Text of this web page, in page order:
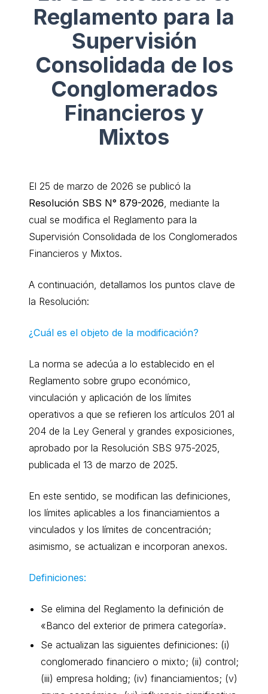
Reglamento para la
Supervisión
Consolidada de los
Conglomerados
Financieros y
Mixtos
El 25 de marzo de 2026 se publicó la
Resolución SBS N° 879-2026, mediante la
cual se modifica el Reglamento para la
Supervisión Consolidada de los Conglomerados
Financieros y Mixtos.
A continuación, detallamos los puntos clave de
la Resolución:
¿Cuál es el objeto de la modificación?
La norma se adecúa a lo establecido en el
Reglamento sobre grupo económico,
vinculación y aplicación de los límites
operativos a que se refieren los artículos 201 al
204 de la Ley General y grandes exposiciones,
aprobado por la Resolución SBS 975-2025,
publicada el 13 de marzo de 2025.
En este sentido, se modifican las definiciones,
los límites aplicables a los financiamientos a
vinculados y los límites de concentración;
asimismo, se actualizan e incorporan anexos.
Definiciones:
Se elimina del Reglamento la definición de
«Banco del exterior de primera categoría».
Se actualizan las siguientes definiciones: (i)
conglomerado financiero o mixto; (ii) control;
(iii) empresa holding; (iv) financiamientos; (v)